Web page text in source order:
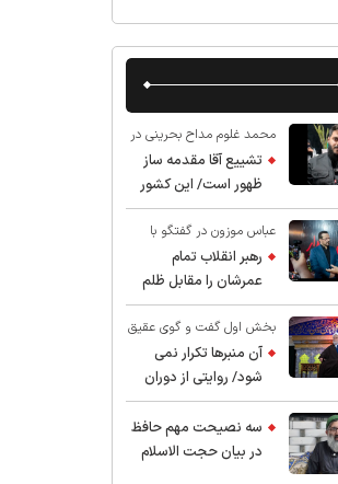
محمد غلوم مداح بحرینی در
گفت و گو با عقیق:
تشییع آقا مقدمه ساز
ظهور است/ این کشور
صاحب دارد
عباس موزون در گفتگو با
عقیق:رهبر انقلاب تمام
عمرشان را مقابل ظلم
ایستادند پس نباید از
شهادت ایشان شگفت
زده شد
بخش اول گفت و گوی عقیق
با استاد حسین انصاریان:
آن منبرها تکرار نمی
شود/ روایتی از دوران
کودکی و نوجوانی این
واعظ بزرگ و نویسنده و
پژوهشگر جهان اسلام
سه نصیحت مهم حافظ
در بیان حجت الاسلام